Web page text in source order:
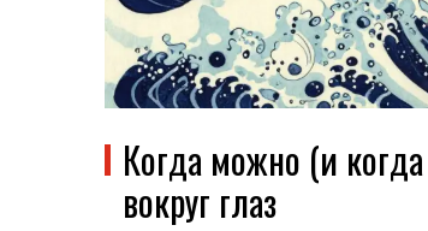
Когда можно (и
вокруг глаз